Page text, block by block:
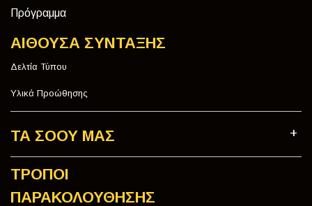
Πρόγραμμα
ΑΙΘΟΥΣΑ ΣΥΝΤΑΞΗΣ
Δελτία Τύπου
Υλικά Προώθησης
ΤΑ ΣΟΟΥ ΜΑΣ
ΤΡΟΠΟΙ
ΠΑΡΑΚΟΛΟΥΘΗΣΗΣ